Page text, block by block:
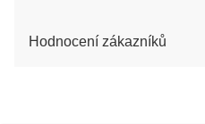
Hodnocení zákazníků